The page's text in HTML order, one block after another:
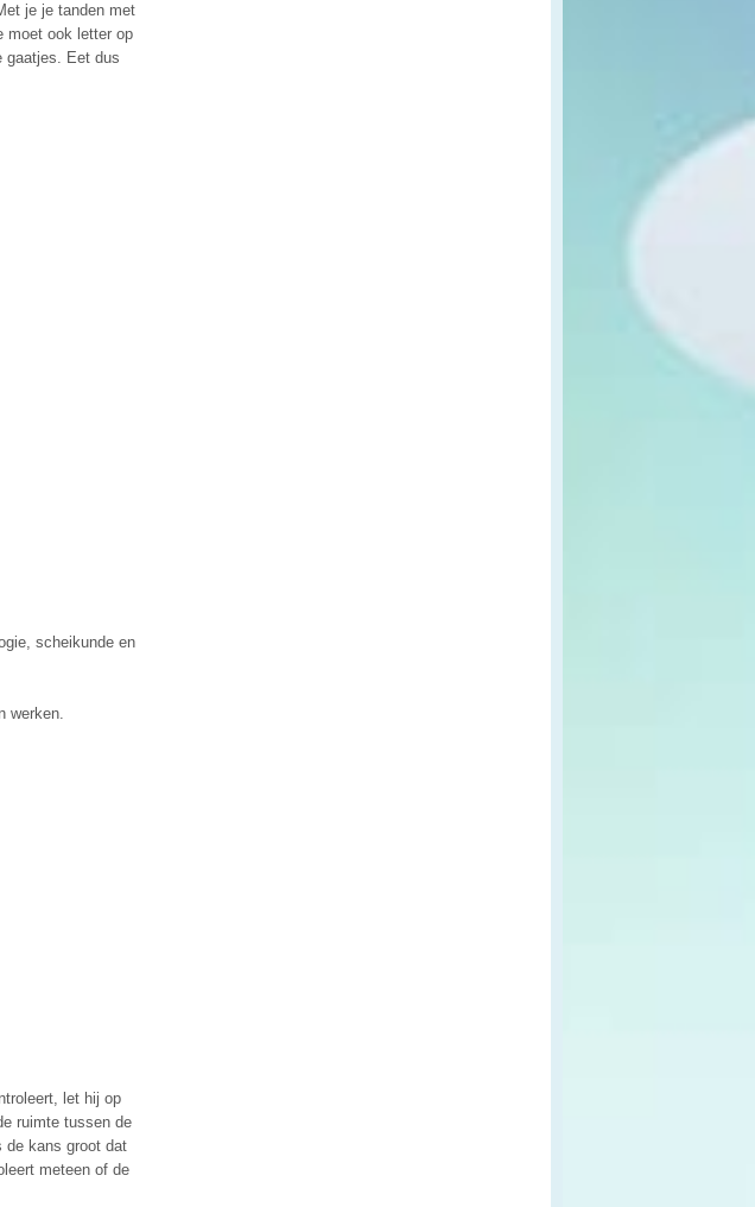
je je tanden met
moet ook letter op
gaatjes. Eet dus
scheikunde en
werken.
let hij op
ruimte tussen de
de kans groot dat
meteen of de